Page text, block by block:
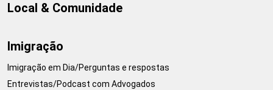
Local & Comunidade
Imigração
Imigração em Dia/Perguntas e respostas
Entrevistas/Podcast com Advogados